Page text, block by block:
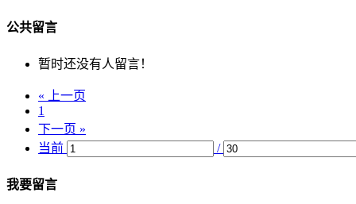
公共留言
暂时还没有人留言！
« 上一页
1
下一页 »
当前
/
我要留言